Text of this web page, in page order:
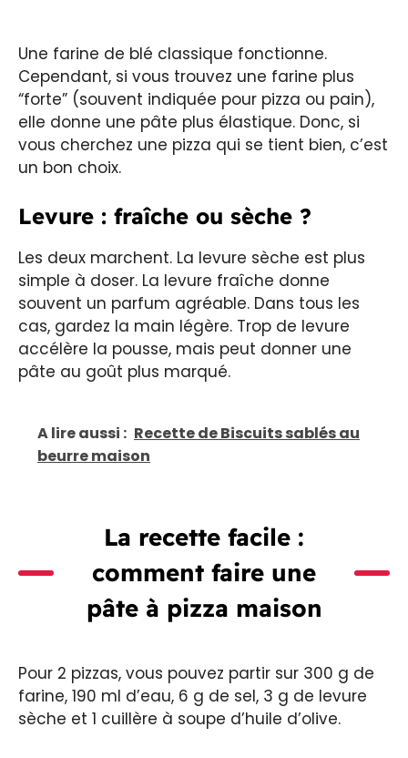
Une farine de blé classique fonctionne.
Cependant, si vous trouvez une farine plus
“forte” (souvent indiquée pour pizza ou pain),
elle donne une pâte plus élastique. Donc, si
vous cherchez une pizza qui se tient bien, c’est
un bon choix.
Levure : fraîche ou sèche ?
Les deux marchent. La levure sèche est plus
simple à doser. La levure fraîche donne
souvent un parfum agréable. Dans tous les
cas, gardez la main légère. Trop de levure
accélère la pousse, mais peut donner une
pâte au goût plus marqué.
A lire aussi : Recette de Biscuits sablés au
beurre maison
La recette facile :
comment faire une
pâte à pizza maison
Pour 2 pizzas, vous pouvez partir sur 300 g de
farine, 190 ml d’eau, 6 g de sel, 3 g de levure
sèche et 1 cuillère à soupe d’huile d’olive.